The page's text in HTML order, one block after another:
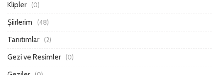
Klipler (0)
Şiirlerim (48)
Tanıtımlar (2)
Gezi ve Resimler (0)